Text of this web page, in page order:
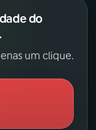
do
um clique.